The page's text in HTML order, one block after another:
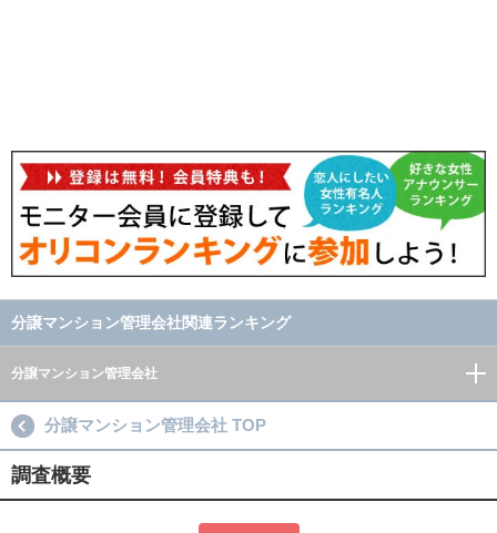
分譲マンション管理会社関連ランキング
分譲マンション管理会社
分譲マンション管理会社 TOP
調査概要